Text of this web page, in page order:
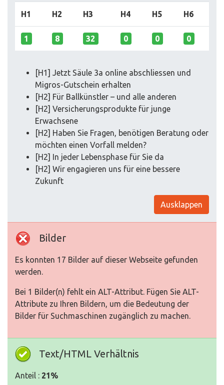
H1 H2 H3 H4 H5 H6
1 8 32 0 0 0
[H1] Jetzt Säule 3a online abschliessen und
Migros-Gutschein erhalten
[H2] Für Ballkünstler – und alle anderen
[H2] Versicherungsprodukte für junge
Erwachsene
[H2] Haben Sie Fragen, benötigen Beratung oder
möchten einen Vorfall melden?
[H2] In jeder Lebensphase für Sie da
[H2] Wir engagieren uns für eine bessere
Zukunft
Ausklappen
Bilder
Es konnten 17 Bilder auf dieser Webseite gefunden
werden.
Bei 1 Bilder(n) fehlt ein ALT-Attribut. Fügen Sie ALT-
Attribute zu Ihren Bildern, um die Bedeutung der
Bilder für Suchmaschinen zugänglich zu machen.
Text/HTML Verhältnis
Anteil : 21%